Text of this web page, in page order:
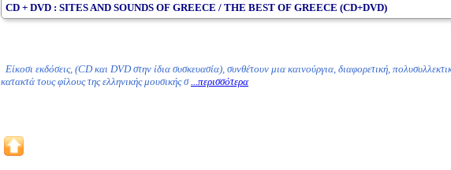
CD + DVD : SITES AND SOUNDS OF GREECE / THE BEST OF GREECE (CD+DVD)
Είκοσι εκδόσεις, (CD και DVD στην ίδια συσκευασία), συνθέτουν μια καινούργια, διαφορετική,
κατακτά τους φίλους της ελληνικής μουσικής σ...περισσότερα